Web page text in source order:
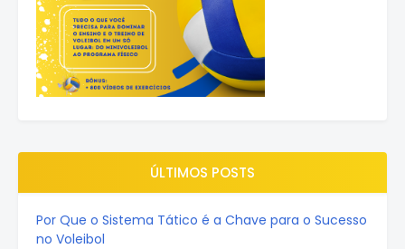
ÚLTIMOS POSTS
Por Que o Sistema Tático é a Chave para o Sucesso
no Voleibol